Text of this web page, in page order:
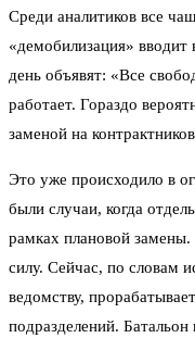
Среди аналитиков все
«демобилизация»
день объявят: «Все
работает. Гораздо
заменой на
Это уже происходило в
были случаи, когда
рамках плановой
силу. Сейчас, по словам
ведомству,
подразделений.